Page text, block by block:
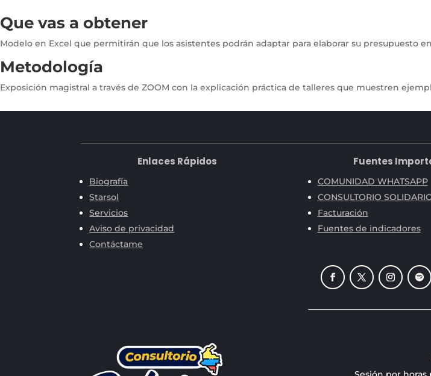
Que vas a obtener
Modelo en Excel que permitirán que los asistentes podrán adaptar para elaborar su presupuesto
Metodología
Exposición magistral a través de ZOOM con la explicación práctica de talleres que muestren
Enlaces Rápidos
Biografía
Starsol
Servicios
Aviso de privacidad
Contáctame
Fuentes
COMUNIDAD WHATSAPP
CONSULTORIO
Facturación
Fuentes de indicadores